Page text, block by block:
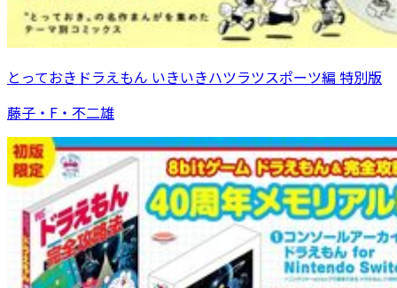
とっておきドラえもん いきいきハツラツスポーツ編 特別版
藤子・F・不二雄